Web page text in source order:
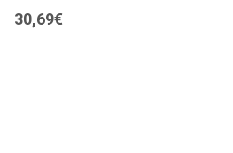
30,69€